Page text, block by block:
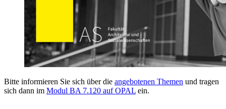
Bitte informieren Sie sich über die angebotenen Themen und tragen
sich dann im Modul BA 7.120 auf OPAL ein.